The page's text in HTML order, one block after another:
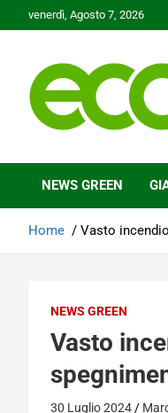
to
venerdì, Agosto 7, 2026
Ecoo.it
NEWS GREEN
Home Vasto
NEWS GREEN
Vasto
30 Luglio 2024